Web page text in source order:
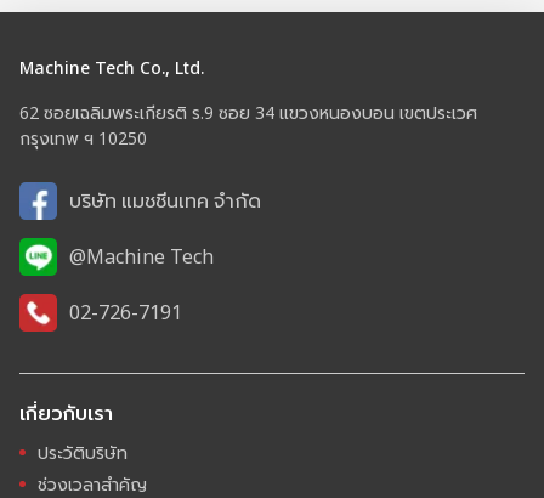
Machine Tech Co., Ltd.
62 ซอยเฉลิมพระเกียรติ ร.9 ซอย 34 แขวงหนองบอน เขตประเวศ
กรุงเทพ ฯ 10250
บริษัท แมชชีนเทค จำกัด
@Machine Tech
02-726-7191
เกี่ยวกับเรา
ประวัติบริษัท
ช่วงเวลาสำคัญ